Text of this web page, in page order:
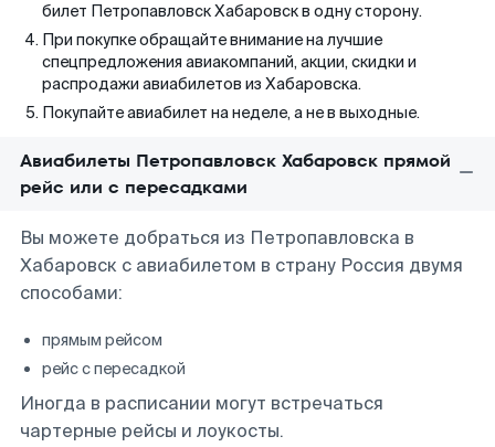
билет Петропавловск Хабаровск в одну сторону.
При покупке обращайте внимание на лучшие
спецпредложения авиакомпаний, акции, скидки и
распродажи авиабилетов из Хабаровска.
Покупайте авиабилет на неделе, а не в выходные.
Авиабилеты Петропавловск Хабаровск прямой
рейс или с пересадками
Вы можете добраться из Петропавловска в
Хабаровск с авиабилетом в страну Россия двумя
способами:
прямым рейсом
рейс с пересадкой
Иногда в расписании могут встречаться
чартерные рейсы и лоукосты.